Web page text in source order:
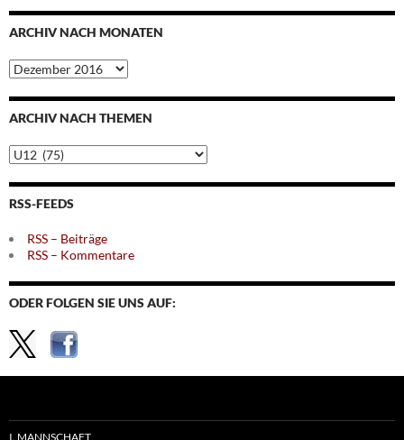
ARCHIV NACH MONATEN
Archiv
nach
Monaten
ARCHIV NACH THEMEN
Archiv
nach
Themen
RSS-FEEDS
RSS – Beiträge
RSS – Kommentare
ODER FOLGEN SIE UNS AUF:
I. MANNSCHAFT